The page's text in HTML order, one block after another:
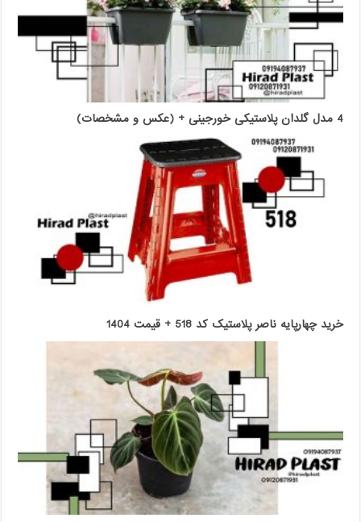
4 مدل گلدان پلاستیکی خورجینی + (عکس و مشخصات)
خرید چهارپایه ناصر پلاستیک کد 518 + قیمت 1404